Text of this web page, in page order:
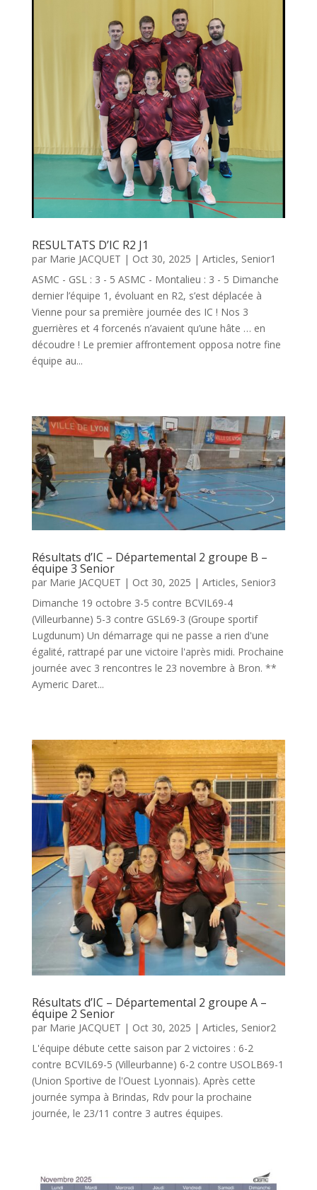
RESULTATS D’IC R2 J1
par Marie JACQUET | Oct 30, 2025 | Articles, Senior1
ASMC - GSL : 3 - 5 ASMC - Montalieu : 3 - 5 Dimanche
dernier l’équipe 1, évoluant en R2, s’est déplacée à
Vienne pour sa première journée des IC ! Nos 3
guerrières et 4 forcenés n’avaient qu’une hâte … en
découdre ! Le premier affrontement opposa notre fine
équipe au...
Résultats d’IC – Départemental 2 groupe B –
équipe 3 Senior
par Marie JACQUET | Oct 30, 2025 | Articles, Senior3
Dimanche 19 octobre 3-5 contre BCVIL69-4
(Villeurbanne) 5-3 contre GSL69-3 (Groupe sportif
Lugdunum) Un démarrage qui ne passe a rien d'une
égalité, rattrapé par une victoire l'après midi. Prochaine
journée avec 3 rencontres le 23 novembre à Bron. **
Aymeric Daret...
Résultats d’IC – Départemental 2 groupe A –
équipe 2 Senior
par Marie JACQUET | Oct 30, 2025 | Articles, Senior2
L'équipe débute cette saison par 2 victoires : 6-2
contre BCVIL69-5 (Villeurbanne) 6-2 contre USOLB69-1
(Union Sportive de l'Ouest Lyonnais). Après cette
journée sympa à Brindas, Rdv pour la prochaine
journée, le 23/11 contre 3 autres équipes.